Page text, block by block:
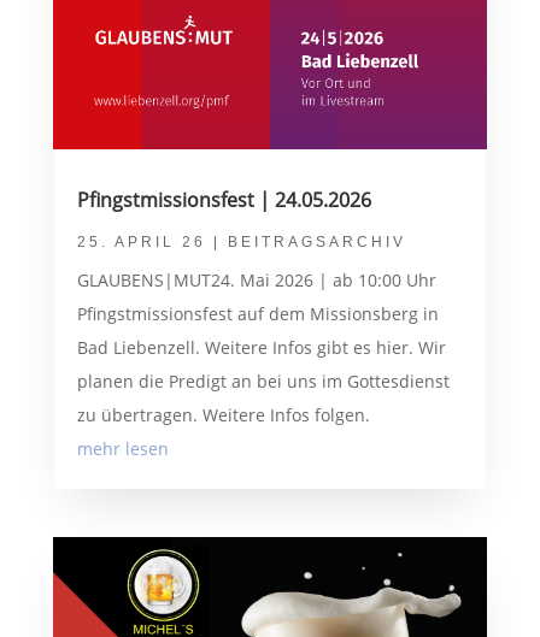
Pfingstmissionsfest | 24.05.2026
25. APRIL 26 BEITRAGSARCHIV
GLAUBENS|MUT24. Mai 2026 | ab 10:00 Uhr
Pfingstmissionsfest auf dem Missionsberg in
Bad Liebenzell. Weitere Infos gibt es hier. Wir
planen die Predigt an bei uns im Gottesdienst
zu übertragen. Weitere Infos folgen.
mehr lesen